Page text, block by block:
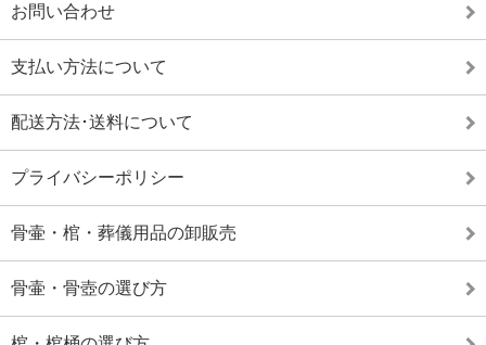
お問い合わせ
支払い方法について
配送方法･送料について
プライバシーポリシー
骨壷・棺・葬儀用品の卸販売
骨壷・骨壺の選び方